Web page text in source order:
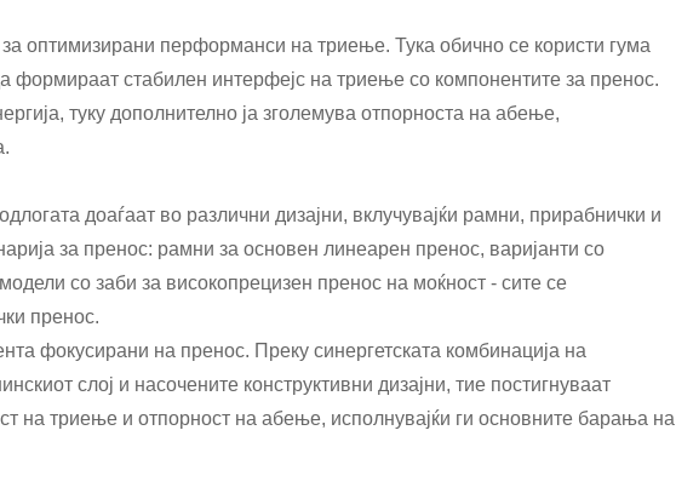
оптимизирани перформанси на триење. Тука обично се користи гума
формираат стабилен интерфејс на триење со компонентите за пренос.
туку дополнително ја зголемува отпорноста на абење,
доаѓаат во различни дизајни, вклучувајќи рамни, прирабнички и
за пренос: рамни за основен линеарен пренос, варијанти со
со заби за високопрецизен пренос на моќност - сите се
пренос.
фокусирани на пренос. Преку синергетската комбинација на
слој и насочените конструктивни дизајни, тие постигнуваат
на триење и отпорност на абење, исполнувајќи ги основните барања на